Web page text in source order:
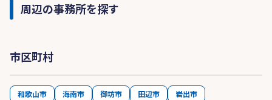
周辺の事務所を探す
市区町村
和歌山市 海南市 御坊市 田辺市 岩出市